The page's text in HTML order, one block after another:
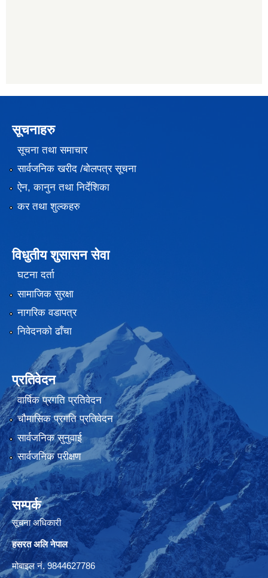
सूचनाहरु
सूचना तथा समाचार
सार्वजनिक खरीद /बोलपत्र सूचना
ऐन, कानुन तथा निर्देशिका
कर तथा शुल्कहरु
विधुतीय शुसासन सेवा
घटना दर्ता
सामाजिक सुरक्षा
नागरिक वडापत्र
निवेदनको ढाँचा
प्रतिवेदन
वार्षिक प्रगति प्रतिवेदन
चौमासिक प्रगति प्रतिवेदन
सार्वजनिक सुनुवाई
सार्वजनिक परीक्षण
सम्पर्क
सूचना अधिकारी
हसरत अलि नेपाल
मोबाइल नं. 9844627786